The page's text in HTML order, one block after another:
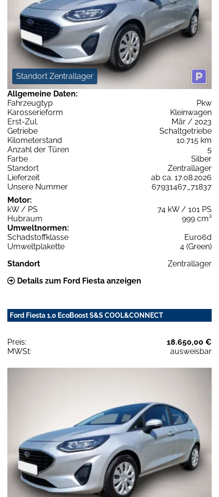
Standort Zentrallager
Allgemeine Daten:
Fahrzeugtyp
Pkw
Karosserieform
Kleinwagen
Erst-Zul.
Mär / 2023
Getriebe
Schaltgetriebe
Kilometerstand
10.715 km
Anzahl der Türen
5
Farbe
Silber
Standort
Zentrallager
Lieferzeit
ab ca. 17.08.2026
Unsere Nummer
67931467_71837
Motor:
kW / PS
74 kW / 101 PS
Hubraum
999 cm³
Umweltnormen:
Schadstoffklasse
Euro6d
Umweltplakette
4 (Green)
Standort
Zentrallager
Details zum Ford Fiesta anzeigen
Ford Fiesta 1.0 EcoBoost S&S COOL&CONNECT
Preis:
18.650,00 €
MWSt:
ausweisbar